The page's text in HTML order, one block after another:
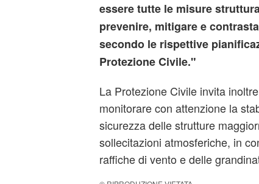
essere tutte le misure
prevenire, mitigare e
secondo le rispettive
Protezione Civile."
La Protezione Civile invita
monitorare con attenzione la
sicurezza delle strutture
sollecitazioni atmosferiche, in
raffiche di vento e delle